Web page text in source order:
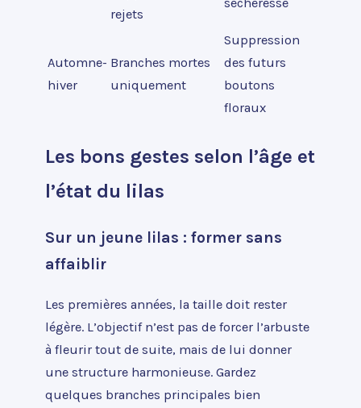
rejets
sécheresse
Automne-
hiver
Branches mortes
uniquement
Suppression
des futurs
boutons
floraux
Les bons gestes selon l’âge et
l’état du lilas
Sur un jeune lilas : former sans
affaiblir
Les premières années, la taille doit rester
légère. L’objectif n’est pas de forcer l’arbuste
à fleurir tout de suite, mais de lui donner
une structure harmonieuse. Gardez
quelques branches principales bien